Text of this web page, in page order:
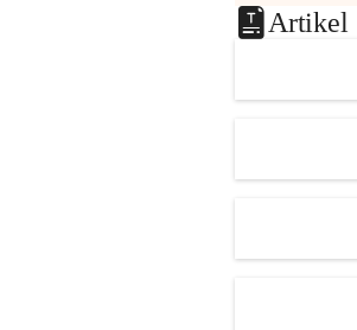
Artikel